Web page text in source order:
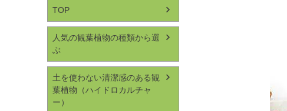
TOP
人気の観葉植物の種類から選
ぶ
土を使わない清潔感のある観
葉植物（ハイドロカルチャ
ー）